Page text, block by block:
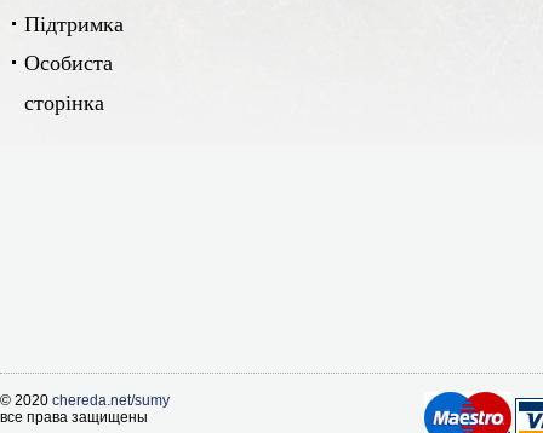
Підтримка
Особиста
сторінка
© 2020 chereda.net/sumy
все права защищены